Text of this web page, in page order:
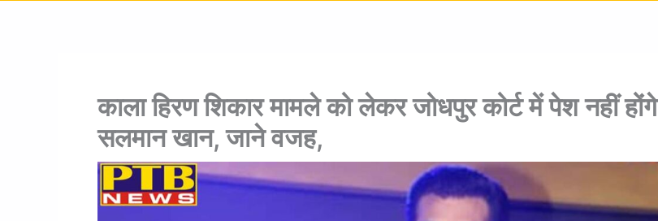
काला हिरण शिकार मामले को लेकर जोधपुर कोर्ट में पेश नहीं होंगे
सलमान खान, जाने वजह,